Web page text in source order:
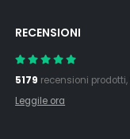
RECENSIONI
5179 recensioni prodotti,
Leggile ora